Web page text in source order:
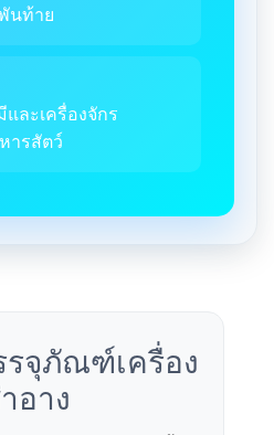
นท้าย
และเครื่องจักร
ารสัตว์
รจุภัณฑ์เครื่อง
อาง